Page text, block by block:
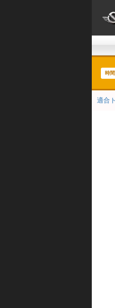
時
適合